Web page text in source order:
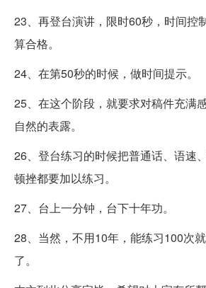
23、再登台演讲，限时60秒，时间控
算合格。
24、在第50秒的时候，做时间提示。
25、在这个阶段，就要求对稿件充满
自然的表露。
26、登台练习的时候把普通话、语速
顿挫都要加以练习。
27、台上一分钟，台下十年功。
28、当然，不用10年，能练习100次
了。